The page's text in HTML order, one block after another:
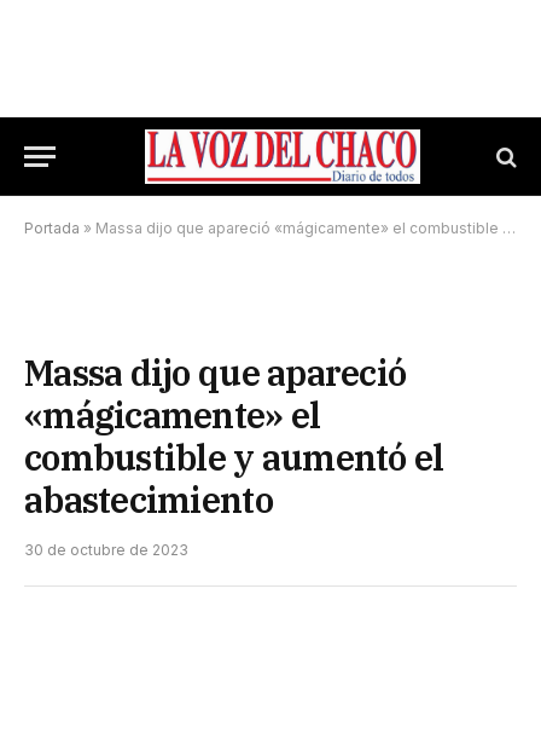
Portada » Massa dijo que apareció «mágicamente» el combustible y aumentó el abastecimiento
Massa dijo que apareció
«mágicamente» el
combustible y aumentó el
abastecimiento
30 de octubre de 2023